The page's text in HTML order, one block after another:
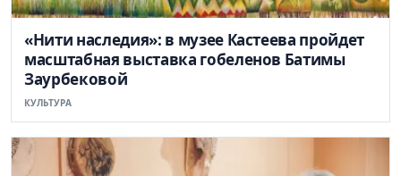
«Нити наследия»: в музее Кастеева пройдет
масштабная выставка гобеленов Батимы
Заурбековой
КУЛЬТУРА